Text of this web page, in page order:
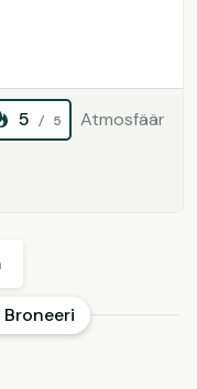
5 / 5 Atmosfäär
Broneeri